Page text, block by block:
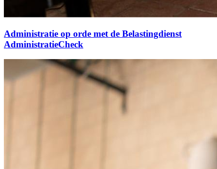
Administratie op orde met de Belastingdienst
AdministratieCheck